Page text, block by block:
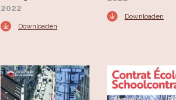
2022
Downloaden
Downloaden